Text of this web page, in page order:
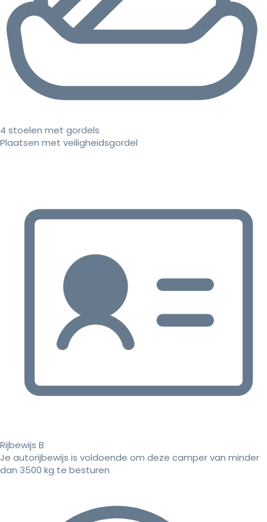
4 stoelen met gordels
Plaatsen met veiligheidsgordel
Rijbewijs B
Je autorijbewijs is voldoende om deze camper van minder
dan 3500 kg te besturen